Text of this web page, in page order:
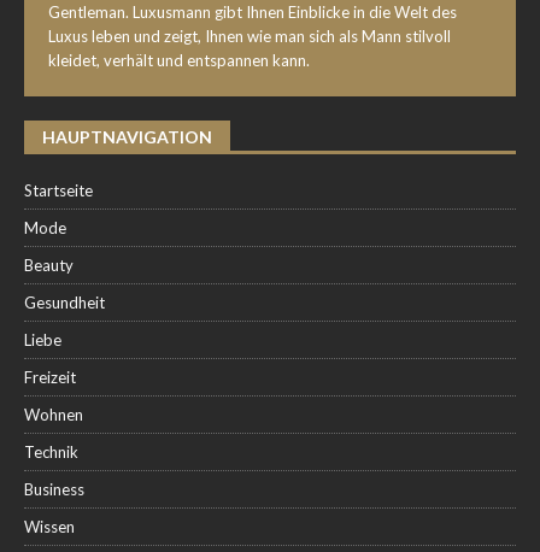
Gentleman. Luxusmann gibt Ihnen Einblicke in die Welt des
Luxus leben und zeigt, Ihnen wie man sich als Mann stilvoll
kleidet, verhält und entspannen kann.
HAUPTNAVIGATION
Startseite
Mode
Beauty
Gesundheit
Liebe
Freizeit
Wohnen
Technik
Business
Wissen